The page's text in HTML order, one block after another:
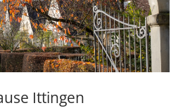
Ittingen